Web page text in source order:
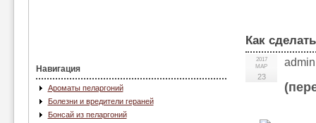
Навигация
Ароматы пеларгоний
Болезни и вредители гераней
Бонсай из пеларгоний
Как
2017
МАР
23
admin